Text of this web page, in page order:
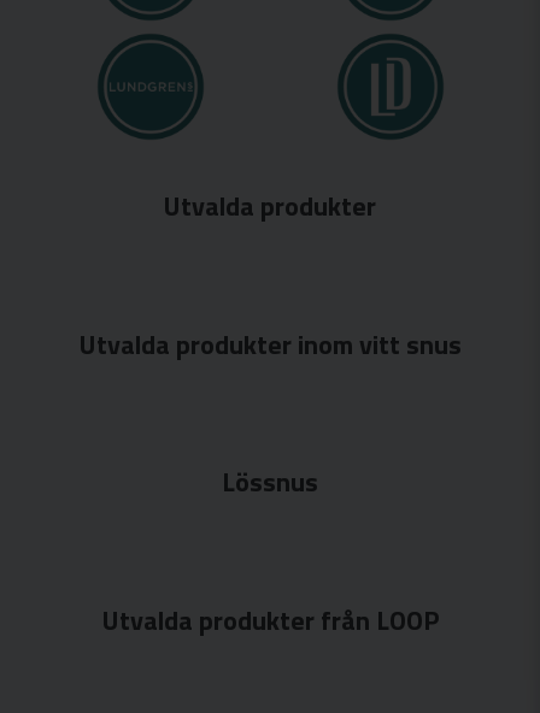
Utvalda produkter
Utvalda produkter inom vitt snus
Lössnus
Utvalda produkter från LOOP